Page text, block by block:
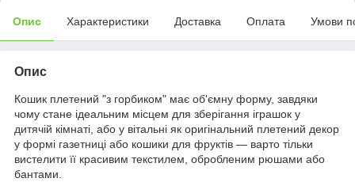
Опис Характеристики Доставка Оплата Умови
Опис
Кошик плетений "з горбиком" має об'ємну форму, завдяки
чому стане ідеальним місцем для зберігання іграшок у
дитячій кімнаті, або у вітальні як оригінальний плетений декор
у формі газетниці або кошики для фруктів — варто тільки
вистелити її красивим текстилем, обробленим рюшами або
бантами.